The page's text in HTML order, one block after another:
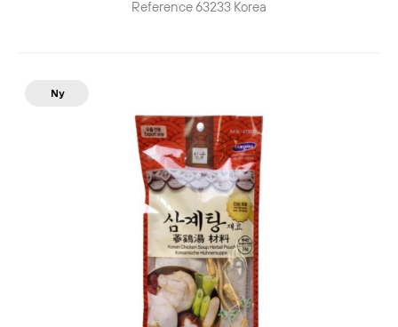
Reference63233 Korea
Ny